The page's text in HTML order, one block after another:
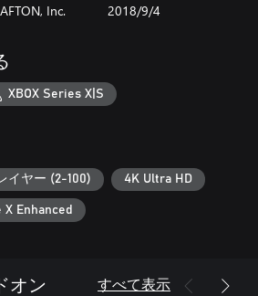
Inc. 2018/9/4
XBOX Series X|S
イヤー (2-100) 4K Ultra HD
X Enhanced
オン すべて表示